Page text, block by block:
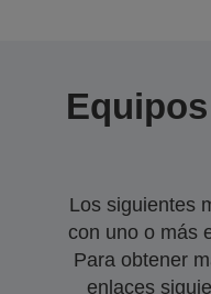
Los siguientes
con uno o más
Para obtener
enlaces